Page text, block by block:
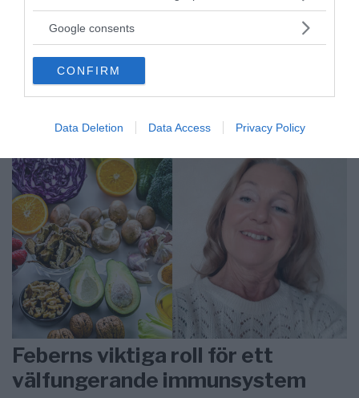
not limited to your visit or usage behaviour. You may click to
use your data for below specified purposes in below Google
consent section.
Google consents
CONFIRM
Data Deletion Data Access Privacy Policy
Feberns viktiga roll för ett
välfungerande immunsystem